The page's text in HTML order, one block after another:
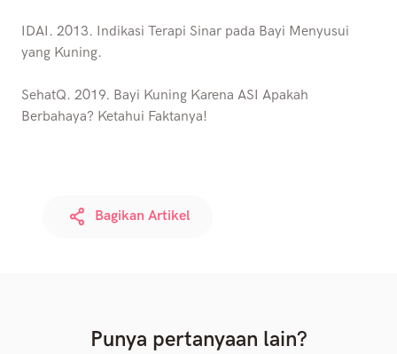
IDAI. 2013. Indikasi Terapi Sinar pada Bayi Menyusui
yang Kuning.
SehatQ. 2019. Bayi Kuning Karena ASI Apakah
Berbahaya? Ketahui Faktanya!
Bagikan Artikel
Punya pertanyaan lain?